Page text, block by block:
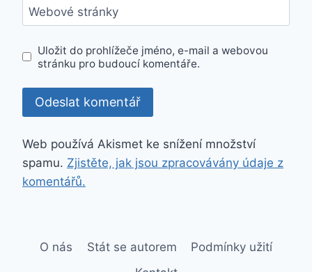
Webové stránky
Uložit do prohlížeče jméno, e-mail a webovou
stránku pro budoucí komentáře.
Web používá Akismet ke snížení množství
spamu. Zjistěte, jak jsou zpracovávány údaje z
komentářů.
O nás Stát se autorem
Podmínky užití